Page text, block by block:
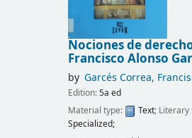
Nociones de
Francisco Alonso
by Garcés Correa,
Edition:5a ed
Material type:
Text; Literary
Specialized;